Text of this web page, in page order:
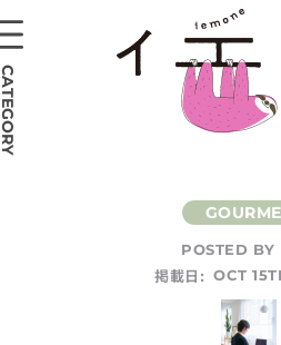
POSTED BY
掲載日: OCT